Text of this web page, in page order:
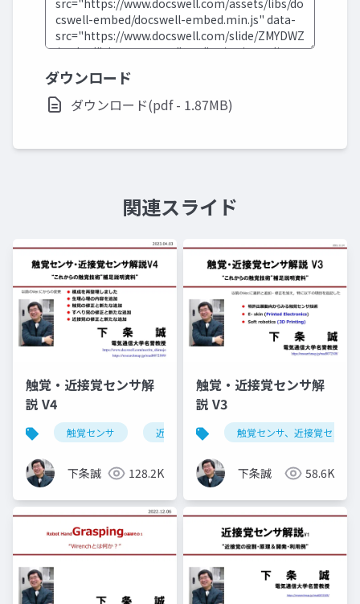
ダウンロード
ダウンロード(pdf - 1.87MB)
関連スライド
触覚・近接覚センサ解
説 V4
触覚センサ 近接覚センサ すべり覚センサ
下条誠 128.2K
触覚・近接覚センサ解
説 V3
触覚センサ、近接覚センサ
下条誠 58.6K